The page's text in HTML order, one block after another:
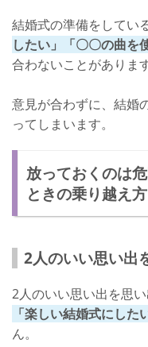
結婚式の準備をしてい
したい」「〇〇の曲を
合わないことがあります
意見が合わずに、結婚
ってしまいます。
放っておくのは
ときの乗り越え方
2人のいい思い出
2人のいい思い出を思い
「楽しい結婚式にした
ん。